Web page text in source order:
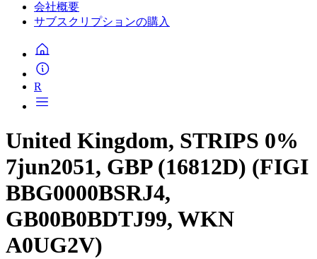
会社概要
サブスクリプションの購入
R
United Kingdom, STRIPS 0%
7jun2051, GBP (16812D) (FIGI
BBG0000BSRJ4,
GB00B0BDTJ99, WKN
A0UG2V)